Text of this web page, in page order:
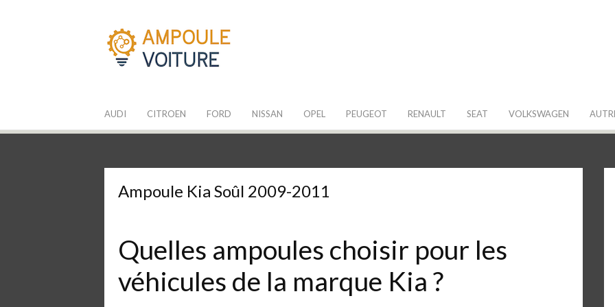
AUDI CITROEN FORD NISSAN OPEL PEUGEOT RENAULT SEAT VOLKSWAGEN
Ampoule Kia Soûl 2009-2011
Quelles ampoules choisir pour les
véhicules de la marque Kia ?